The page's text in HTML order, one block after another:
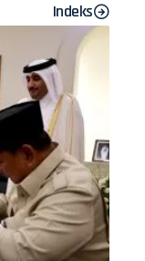
Indeks